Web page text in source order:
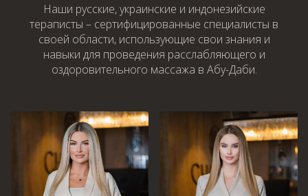
Наши русские, украинские и индонезийские
тераписты – сертифицированные специалисты в
своей области, использующие свои знания и
навыки для проведения расслабляющего и
оздоровительного массажа в Абу-Даби.